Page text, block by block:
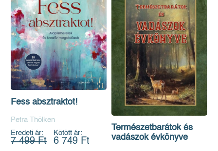
Fess absztraktot!
Petra Thölken
Eredeti ár:
7 499 Ft
Kötött ár:
6 749 Ft
Természetbarátok és
vadászok évkönyve